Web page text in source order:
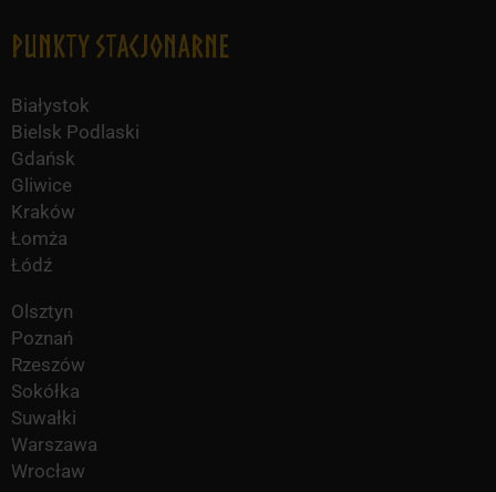
Punkty Stacjonarne
Białystok
Bielsk Podlaski
Gdańsk
Gliwice
Kraków
Łomża
Łódź
Olsztyn
Poznań
Rzeszów
Sokółka
Suwałki
Warszawa
Wrocław